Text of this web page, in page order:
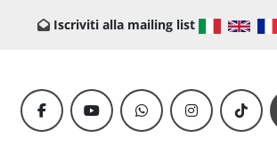
Iscriviti alla mailing list
facebookyoutubewhatsappinstagramtiktok